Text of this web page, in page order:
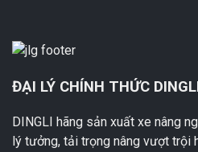
ĐẠI LÝ CHÍNH THỨC
DINGLI hãng sản xuất xe nâng
lý tưởng, tải trọng nâng vượt trội